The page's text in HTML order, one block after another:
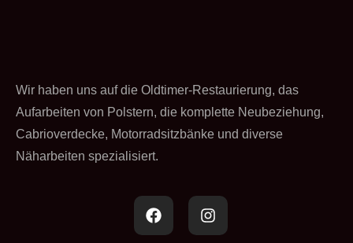
Wir haben uns auf die Oldtimer-Restaurierung, das
Aufarbeiten von Polstern, die komplette Neubeziehung,
Cabrioverdecke, Motorradsitzbänke und diverse
Näharbeiten spezialisiert.